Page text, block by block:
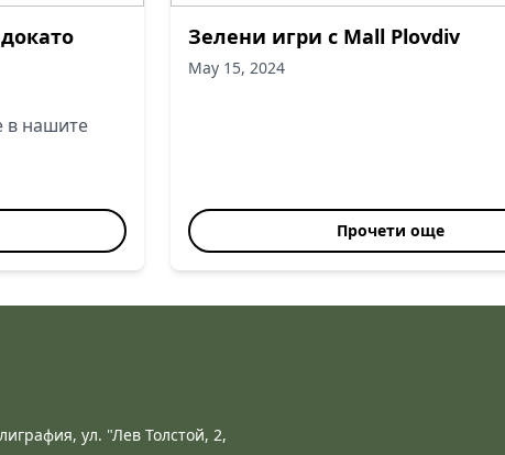
в нашите
Зелени игри с Mall Plovdiv
May 15, 2024
Прочети още
ул. "Лев Толстой, 2,